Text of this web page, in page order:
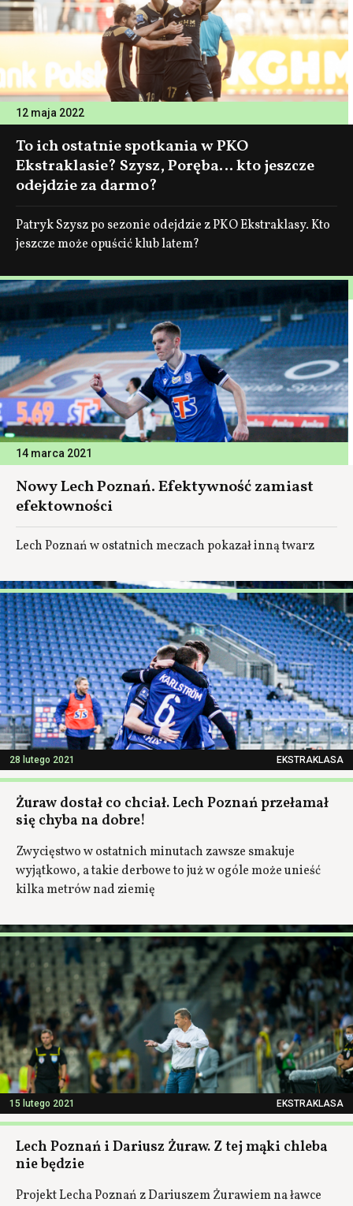
12 maja 2022
To ich ostatnie spotkania w PKO
Ekstraklasie? Szysz, Poręba… kto jeszcze
odejdzie za darmo?
Patryk Szysz po sezonie odejdzie z PKO Ekstraklasy. Kto
jeszcze może opuścić klub latem?
14 marca 2021
Nowy Lech Poznań. Efektywność zamiast
efektowności
Lech Poznań w ostatnich meczach pokazał inną twarz
28 lutego 2021 EKSTRAKLASA
Żuraw dostał co chciał. Lech Poznań przełamał
się chyba na dobre!
Zwycięstwo w ostatnich minutach zawsze smakuje
wyjątkowo, a takie derbowe to już w ogóle może unieść
kilka metrów nad ziemię
15 lutego 2021 EKSTRAKLASA
Lech Poznań i Dariusz Żuraw. Z tej mąki chleba
nie będzie
Projekt Lecha Poznań z Dariuszem Żurawiem na ławce